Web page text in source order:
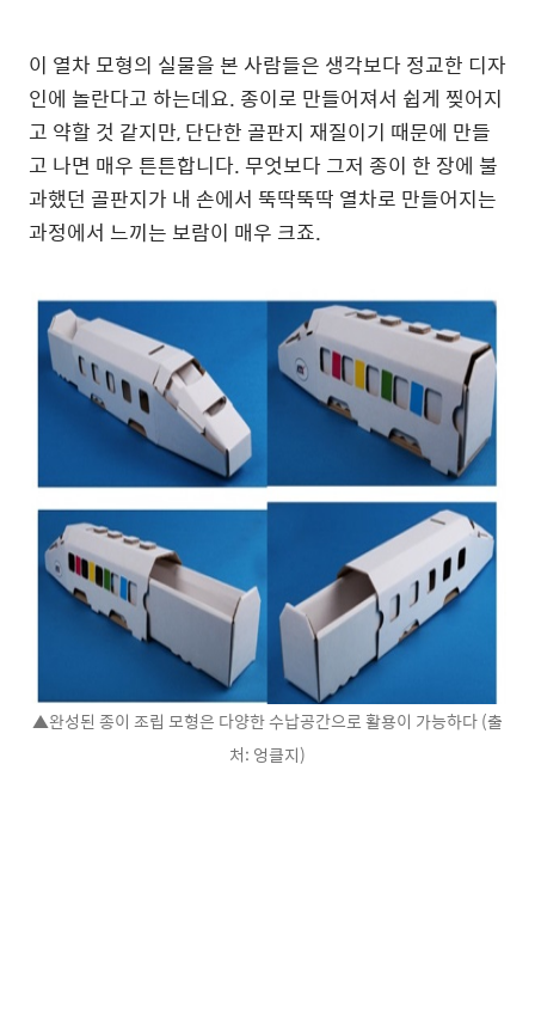
이 열차 모형의 실물을 본 사람들은 생각보다 정교한 디자
인에 놀란다고 하는데요. 종이로 만들어져서 쉽게 찢어지
고 약할 것 같지만, 단단한 골판지 재질이기 때문에 만들
고 나면 매우 튼튼합니다. 무엇보다 그저 종이 한 장에 불
과했던 골판지가 내 손에서 뚝딱뚝딱 열차로 만들어지는
과정에서 느끼는 보람이 매우 크죠.
▲완성된 종이 조립 모형은 다양한 수납공간으로 활용이 가능하다 (출
처: 엉클지)